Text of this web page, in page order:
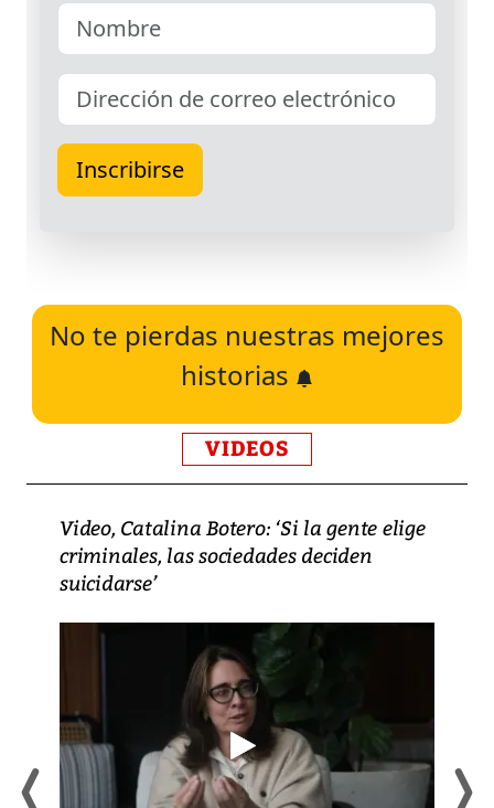
No te pierdas nuestras mejores
historias
VIDEOS
Video, Catalina Botero: ‘Si la gente elige
criminales, las sociedades deciden
suicidarse’